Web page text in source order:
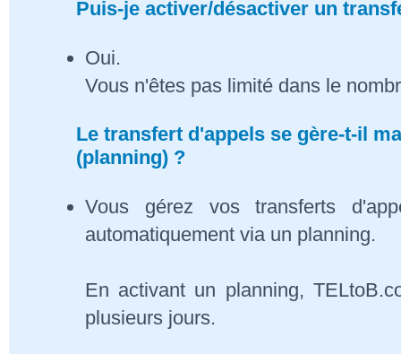
Puis-je activer/désactiver un
Oui.
Vous n'êtes pas limité dans le
Le transfert d'appels se gère-t-il
(planning) ?
Vous gérez vos transferts
automatiquement via un planning.
En activant un planning,
plusieurs jours.